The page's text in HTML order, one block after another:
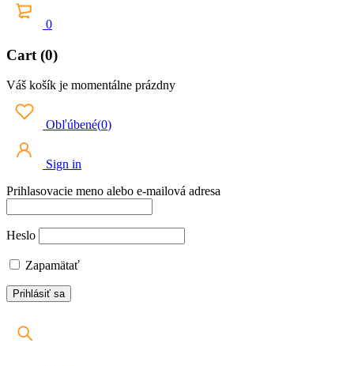
0
Cart (0)
Váš košík je momentálne prázdny
Obľúbené(0)
Sign in
Prihlasovacie meno alebo e-mailová adresa
Heslo
Zapamätať